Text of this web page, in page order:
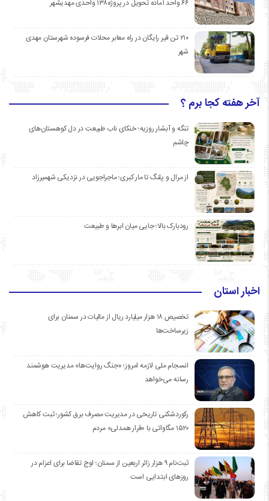
۶۶ واحد آماده تحویل در پروژه۱۳۸ واحدی مهدیشهر
۲۱۰ تن قیر رایگان در راه معابر محلات فرسوده شهرستان مهدی
شهر
آخر هفته کجا برم ؟
تنگه و آبشار روزیه؛ خنکای ناب طبیعت در دل کوهستان‌های
چاشم
از مرال و پلنگ تا مار کبری؛ ماجراجویی در نزدیکی شهمیرزاد
رودبارک بالا؛ جایی میان ابرها و طبیعت
اخبار استان
تخصیص ۱۸ هزار میلیارد ریال از مالیات در سمنان برای
زیرساخت‌ها
انسجام ملی لازمه امروز؛ «جنگ روایت‌ها» مدیریت هوشمند
رسانه می‌خواهد
رکوردشکنی تاریخی در مدیریت مصرف برق کشور؛ ثبت کاهش
۱۵۲۰ مگاواتی با «قرار همدلی» مردم
ثبت‌نام ۹ هزار زائر اربعین از سمنان؛ اوج تقاضا برای اعزام در
روزهای ابتدایی است